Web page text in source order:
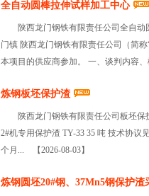
全自动圆棒拉伸试样加工中心
陕西龙门钢铁有限责任公司全自动
门镇 陕西龙门钢铁有限责任公司（简
本项目的供应商参加。 一、谈判内容
炼钢板坯保护渣
陕西龙门钢铁有限责任公司板坯
2#机专用保护渣 TY-33 35 吨 技术协
个月...
【2026-08-03】
炼钢圆坯20#钢、37Mn5钢保护渣